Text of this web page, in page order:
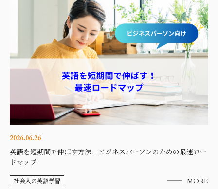
2026.06.26
英語を短期間で伸ばす方法｜ビジネスパーソンのための最速ロー
ドマップ
社会人の英語学習 MORE